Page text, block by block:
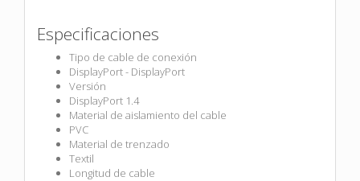
Especificaciones
Tipo de cable de conexión
DisplayPort - DisplayPort
Versión
DisplayPort 1.4
Material de aislamiento del cable
PVC
Material de trenzado
Textil
Longitud de cable